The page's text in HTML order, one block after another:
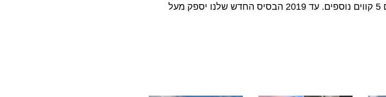
הראשונות של Wizz Air מוינה התחילו לפעול באפריל האחרון, וכעת אנו חונכים 5 קווים נוספים. עד 2019 הבסיס החדש שלנו יספק מעל